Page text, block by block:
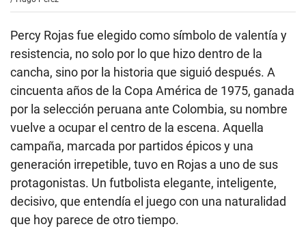
Percy Rojas fue elegido como símbolo de valentía y
resistencia, no solo por lo que hizo dentro de la
cancha, sino por la historia que siguió después. A
cincuenta años de la Copa América de 1975, ganada
por la selección peruana ante Colombia, su nombre
vuelve a ocupar el centro de la escena. Aquella
campaña, marcada por partidos épicos y una
generación irrepetible, tuvo en Rojas a uno de sus
protagonistas. Un futbolista elegante, inteligente,
decisivo, que entendía el juego con una naturalidad
que hoy parece de otro tiempo.